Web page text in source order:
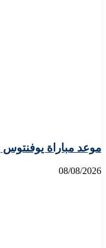
موعد مباراة يوفنتوس
08/08/2026